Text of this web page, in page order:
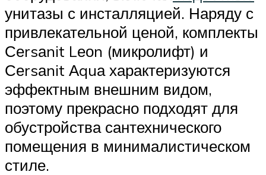
унитазы с инсталляцией. Наряду с
привлекательной ценой, комплекты
Сеrsаnit Lеоn (микролифт) и
Сеrsаnit Аquа характеризуются
эффектным внешним видом,
поэтому прекрасно подходят для
обустройства сантехнического
помещения в минималистическом
стиле.